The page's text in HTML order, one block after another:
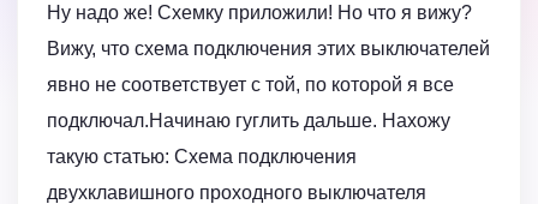
Ну надо же! Схемку приложили! Но что я вижу?
Вижу, что схема подключения этих выключателей
явно не соответствует с той, по которой я все
подключал.Начинаю гуглить дальше. Нахожу
такую статью: Cхема подключения
двухклавишного проходного выключателя